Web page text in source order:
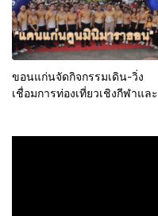
ขอนแก่นจัดกิจกรรมเดิน-วิ่ง
เชื่อมการท่องเที่ยวเชิงกีฬาและ